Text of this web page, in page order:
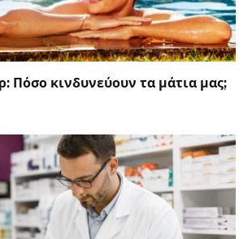
Πόσο κινδυνεύουν τα μάτια μας;